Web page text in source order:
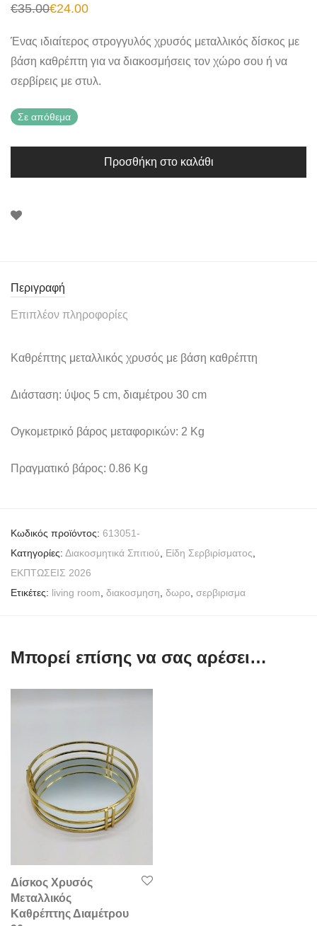
€35.00
Original
€35.00.
€24.00
Η
είναι:
Ένας ιδιαίτερος στρογγυλός χρυσός μεταλλικός δίσκος με
βάση καθρέπτη για να διακοσμήσεις τον χώρο σου ή να
σερβίρεις με στυλ.
Σε απόθεμα
Προσθήκη στο καλάθι
Περιγραφή
Επιπλέον πληροφορίες
Καθρέπτης μεταλλικός χρυσός με βάση καθρέπτη
Διάσταση: ύψος 5 cm, διαμέτρου 30 cm
Ογκομετρικό βάρος μεταφορικών: 2 Kg
Πραγματικό βάρος: 0.86 Kg
Κωδικός προϊόντος: 613051-
Κατηγορίες: Διακοσμητικά Σπιτιού Είδη Σερβιρίσματος
ΕΚΠΤΩΣΕΙΣ 2026
Ετικέτες: living room διακοσμηση δωρο σερβιρισμα
Μπορεί επίσης να σας αρέσει…
Δίσκος Χρυσός
Μεταλλικός
Καθρέπτης Διαμέτρου